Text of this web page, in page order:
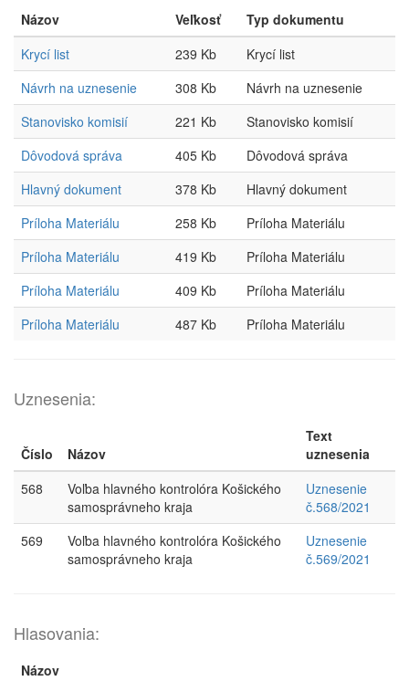
Názov Veľkosť
Typ dokumentu
Krycí list
239 Kb
Krycí list
Návrh na uznesenie
308 Kb
Návrh na uznesenie
Stanovisko komisií
221 Kb
Stanovisko komisií
Dôvodová správa
405 Kb
Dôvodová správa
Hlavný dokument
378 Kb
Hlavný dokument
Príloha Materiálu
258 Kb
Príloha Materiálu
Príloha Materiálu
419 Kb
Príloha Materiálu
Príloha Materiálu
409 Kb
Príloha Materiálu
Príloha Materiálu
487 Kb Príloha Materiálu
Uznesenia:
Číslo Názov
Text
uznesenia
568
Voľba hlavného kontrolóra Košického
samosprávneho kraja
Uznesenie
č.568/2021
569
Voľba hlavného kontrolóra Košického
samosprávneho kraja
Uznesenie
č.569/2021
Hlasovania:
Názov